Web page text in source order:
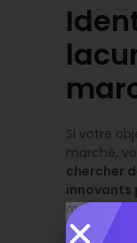
Si votre
marché,
chercher
innovants
marché
nécessite